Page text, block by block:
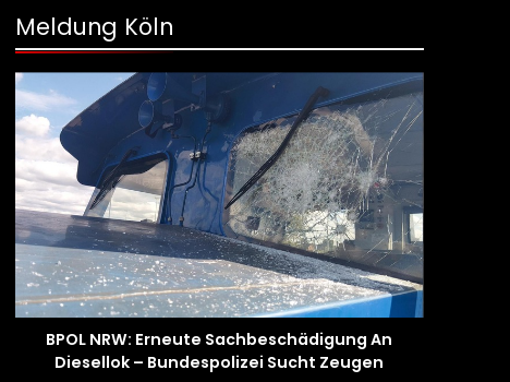
Meldung Köln
BPOL NRW: Erneute Sachbeschädigung An
Diesellok – Bundespolizei Sucht Zeugen